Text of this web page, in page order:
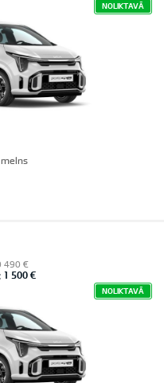
NOLIKTAVĀ
490 €
1 500 €
NOLIKTAVĀ